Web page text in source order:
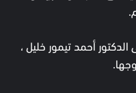
أحمد تيمور خليل ،